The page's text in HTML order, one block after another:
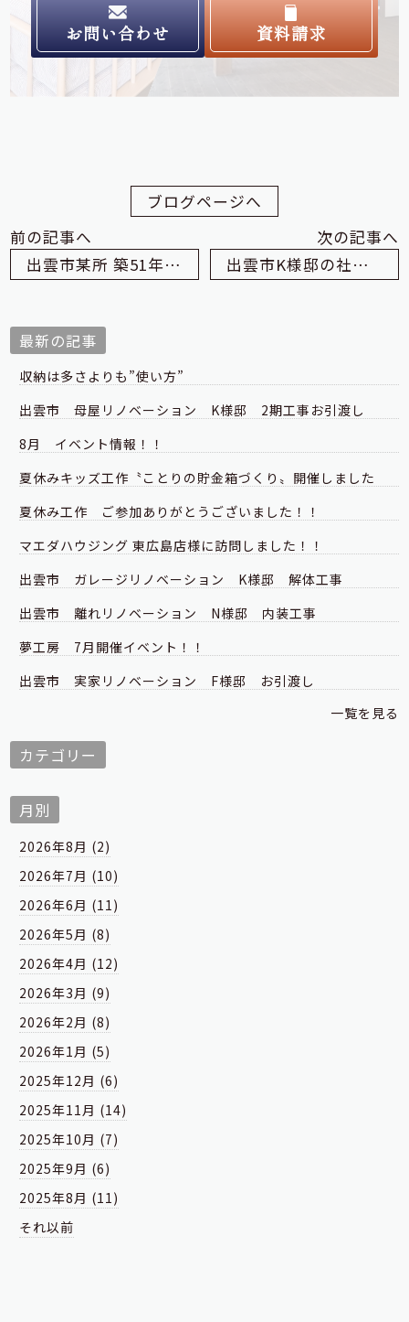
お問い合わせ 資料請求
ブログページへ
前の記事へ
出雲市某所 築51年の家
次の記事へ
出雲市K様邸の社内検査
最新の記事
収納は多さよりも”使い方”
出雲市 母屋リノベーション K様邸 2期工事お引渡し
8月 イベント情報！！
夏休みキッズ工作〝ことりの貯金箱づくり〟開催しました
夏休み工作 ご参加ありがとうございました！！
マエダハウジング 東広島店様に訪問しました！！
出雲市 ガレージリノベーション K様邸 解体工事
出雲市 離れリノベーション N様邸 内装工事
夢工房 7月開催イベント！！
出雲市 実家リノベーション F様邸 お引渡し
一覧を見る
カテゴリー
月別
2026年8月 (2)
2026年7月 (10)
2026年6月 (11)
2026年5月 (8)
2026年4月 (12)
2026年3月 (9)
2026年2月 (8)
2026年1月 (5)
2025年12月 (6)
2025年11月 (14)
2025年10月 (7)
2025年9月 (6)
2025年8月 (11)
それ以前